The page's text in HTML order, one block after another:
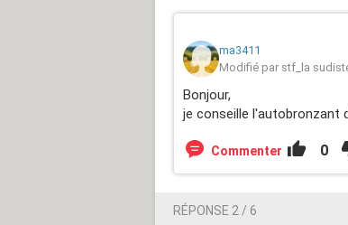
ma3411
Modifié par stf_la
Bonjour,
je conseille l'autobronzant
Commenter 0
RÉPONSE 2 / 6